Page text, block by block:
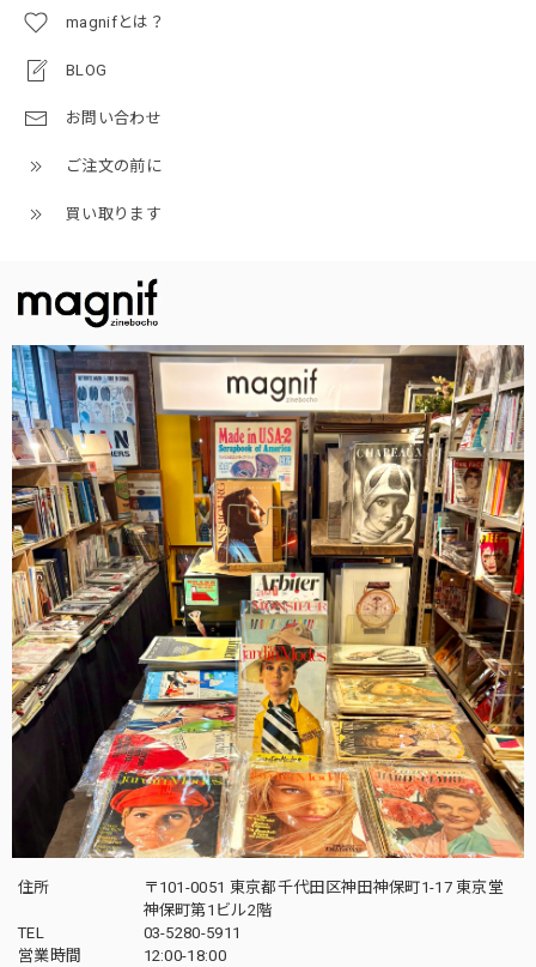
magnifとは？
BLOG
お問い合わせ
ご注文の前に
買い取ります
住所
〒101-0051 東京都千代田区神田神保町1-17 東京堂
神保町第1ビル2階
TEL
03-5280-5911
営業時間
12:00-18:00